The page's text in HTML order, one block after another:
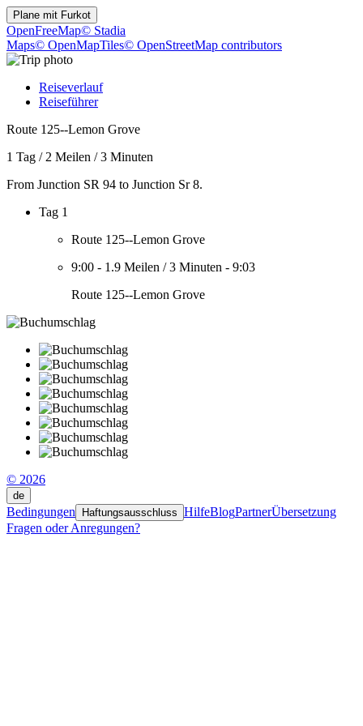
Plane mit Furkot
OpenFreeMap© Stadia
Maps© OpenMapTiles© OpenStreetMap contributors
Reiseverlauf
Reiseführer
Route 125--Lemon Grove
1 Tag / 2 Meilen /3 Minuten
From Junction SR 94 to Junction Sr 8.
Tag 1
Route 125--Lemon Grove
9:00 - 1.9 Meilen /3 Minuten - 9:03
Route 125--Lemon Grove
© 2026
de
Bedingungen Haftungsausschluss HilfeBlogPartnerÜbersetzung
Fragen oder Anregungen?